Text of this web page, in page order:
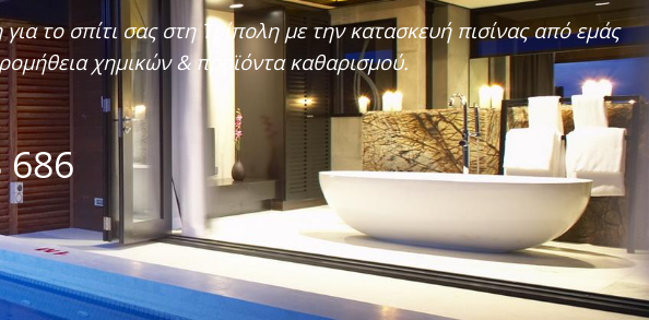
το σπίτι σας στη Τρίπολη με την κατασκευή πισίνας από εμάς
χημικών & προϊόντα καθαρισμού.